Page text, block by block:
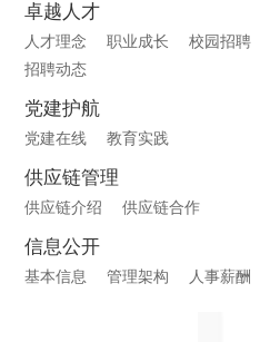
卓越人才
人才理念 职业成长 校园招聘
招聘动态
党建护航
党建在线 教育实践
供应链管理
供应链介绍 供应链合作
信息公开
基本信息 管理架构 人事薪酬